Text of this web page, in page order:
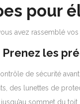
pour
avez rassemblé
Prenez les
de sécurité
des lunettes de
sommet du